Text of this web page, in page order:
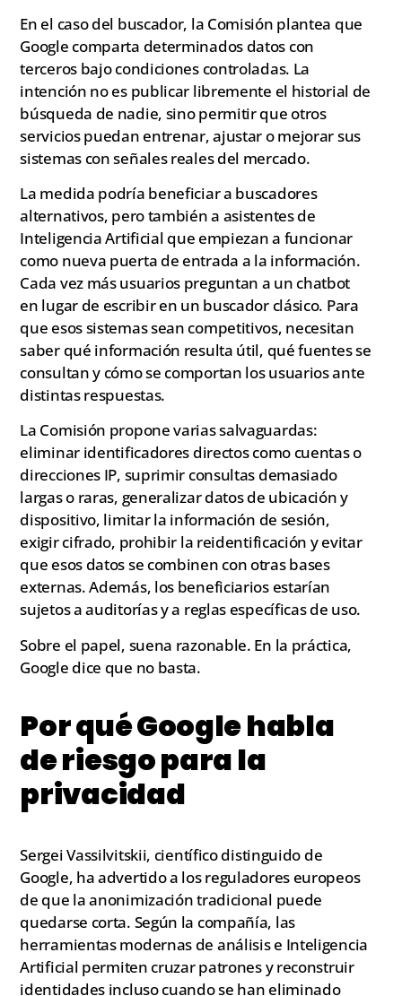
En el caso del buscador, la Comisión plantea que
Google comparta determinados datos con
terceros bajo condiciones controladas. La
intención no es publicar libremente el historial de
búsqueda de nadie, sino permitir que otros
servicios puedan entrenar, ajustar o mejorar sus
sistemas con señales reales del mercado.
La medida podría beneficiar a buscadores
alternativos, pero también a asistentes de
Inteligencia Artificial que empiezan a funcionar
como nueva puerta de entrada a la información.
Cada vez más usuarios preguntan a un chatbot
en lugar de escribir en un buscador clásico. Para
que esos sistemas sean competitivos, necesitan
saber qué información resulta útil, qué fuentes se
consultan y cómo se comportan los usuarios ante
distintas respuestas.
La Comisión propone varias salvaguardas:
eliminar identificadores directos como cuentas o
direcciones IP, suprimir consultas demasiado
largas o raras, generalizar datos de ubicación y
dispositivo, limitar la información de sesión,
exigir cifrado, prohibir la reidentificación y evitar
que esos datos se combinen con otras bases
externas. Además, los beneficiarios estarían
sujetos a auditorías y a reglas específicas de uso.
Sobre el papel, suena razonable. En la práctica,
Google dice que no basta.
Por qué Google habla
de riesgo para la
privacidad
Sergei Vassilvitskii, científico distinguido de
Google, ha advertido a los reguladores europeos
de que la anonimización tradicional puede
quedarse corta. Según la compañía, las
herramientas modernas de análisis e Inteligencia
Artificial permiten cruzar patrones y reconstruir
identidades incluso cuando se han eliminado